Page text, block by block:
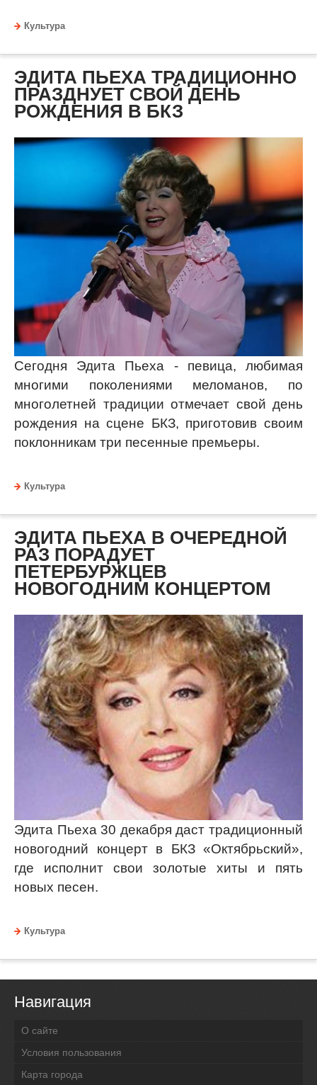
Культура
ЭДИТА ПЬЕХА ТРАДИЦИОННО
ПРАЗДНУЕТ СВОЙ ДЕНЬ
РОЖДЕНИЯ В БКЗ
Сегодня Эдита Пьеха - певица, любимая
многими поколениями меломанов, по
многолетней традиции отмечает свой день
рождения на сцене БКЗ, приготовив своим
поклонникам три песенные премьеры.
Культура
ЭДИТА ПЬЕХА В ОЧЕРЕДНОЙ
РАЗ ПОРАДУЕТ
ПЕТЕРБУРЖЦЕВ
НОВОГОДНИМ КОНЦЕРТОМ
Эдита Пьеха 30 декабря даст традиционный
новогодний концерт в БКЗ «Октябрьский»,
где исполнит свои золотые хиты и пять
новых песен.
Культура
Навигация
О сайте
Условия пользования
Карта города